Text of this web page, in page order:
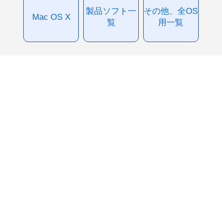
Mac OS X
製品ソフト一
覧
その他、全OS
用一覧